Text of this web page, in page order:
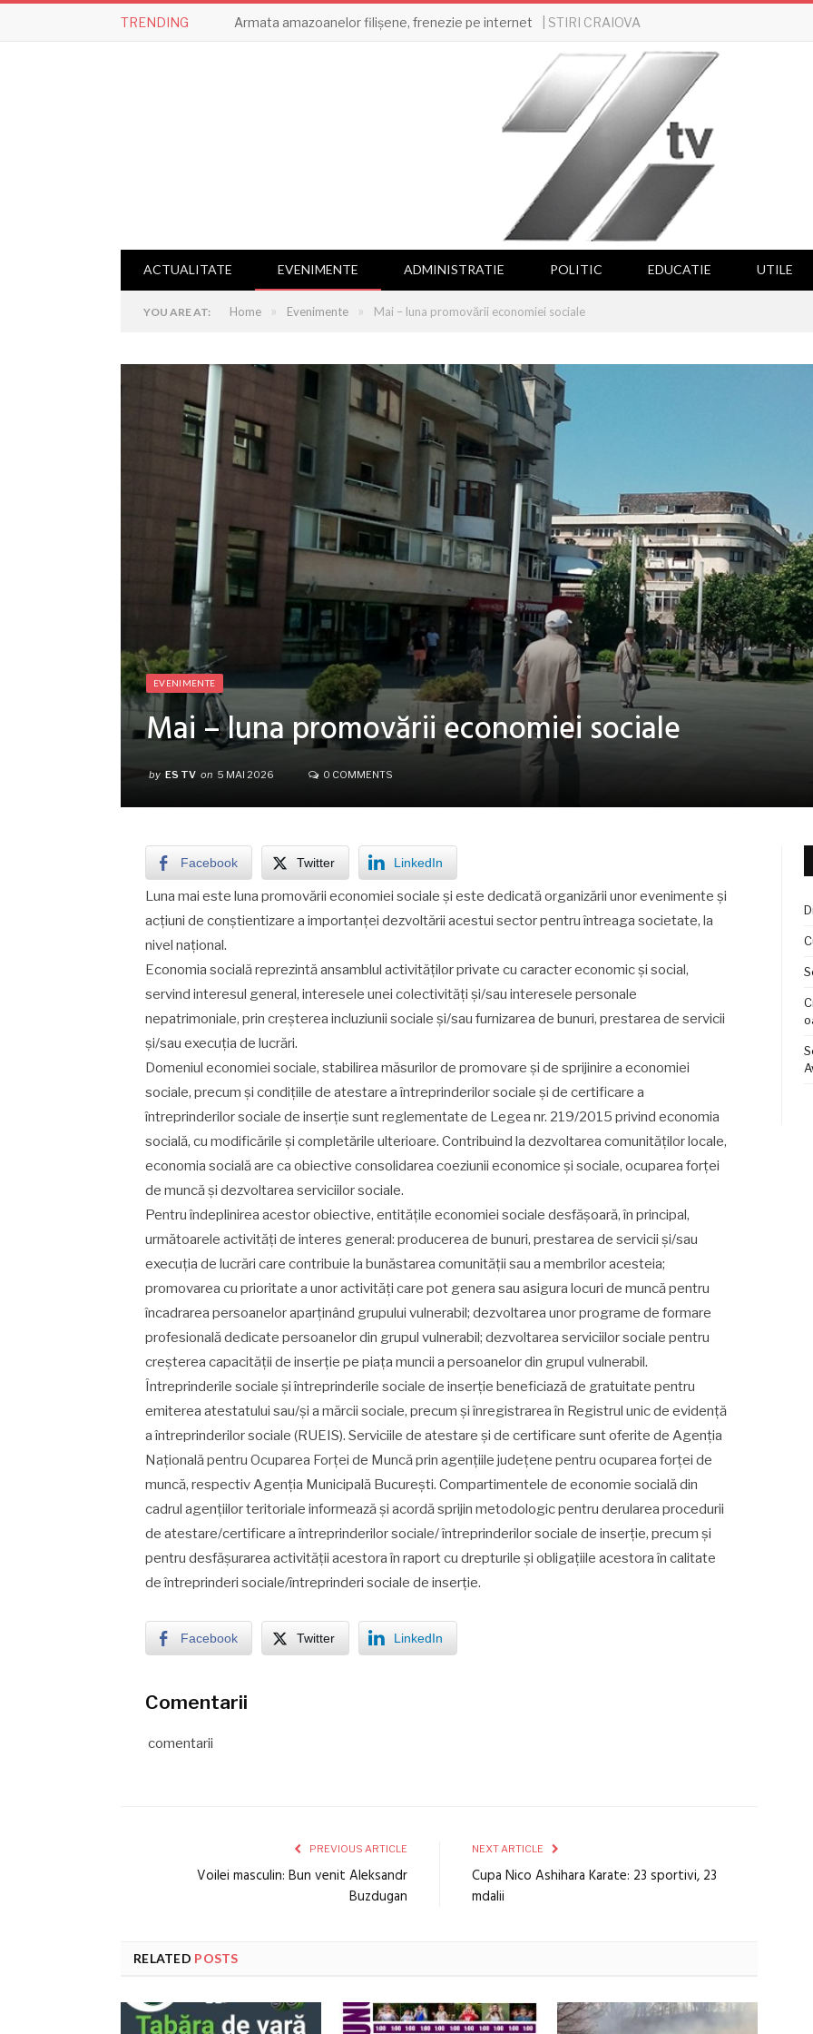
TRENDING Armata amazoanelor filișene, frenezie pe internet | STIRI CRAIOVA
ACTUALITATE EVENIMENTE ADMINISTRATIE POLITIC EDUCATIE UTILE
YOU ARE AT: Home » Evenimente » Mai – luna promovării economiei sociale
EVENIMENTE
Mai – luna promovării economiei sociale
by ES TV on 5 MAI 2026 0 COMMENTS
Facebook Twitter LinkedIn
Luna mai este luna promovării economiei sociale şi este dedicată organizării unor evenimente și
acţiuni de conștientizare a importanței dezvoltării acestui sector pentru întreaga societate, la
nivel național.
Economia socială reprezintă ansamblul activităţilor private cu caracter economic şi social,
servind interesul general, interesele unei colectivităţi şi/sau interesele personale
nepatrimoniale, prin creşterea incluziunii sociale şi/sau furnizarea de bunuri, prestarea de servicii
şi/sau execuţia de lucrări.
Domeniul economiei sociale, stabilirea măsurilor de promovare şi de sprijinire a economiei
sociale, precum și condiţiile de atestare a întreprinderilor sociale şi de certificare a
întreprinderilor sociale de inserţie sunt reglementate de Legea nr. 219/2015 privind economia
socială, cu modificările și completările ulterioare. Contribuind la dezvoltarea comunităţilor locale,
economia socială are ca obiective consolidarea coeziunii economice şi sociale, ocuparea forţei
de muncă și dezvoltarea serviciilor sociale.
Pentru îndeplinirea acestor obiective, entitățile economiei sociale desfășoară, în principal,
următoarele activități de interes general: producerea de bunuri, prestarea de servicii și/sau
execuția de lucrări care contribuie la bunăstarea comunității sau a membrilor acesteia;
promovarea cu prioritate a unor activități care pot genera sau asigura locuri de muncă pentru
încadrarea persoanelor aparținând grupului vulnerabil; dezvoltarea unor programe de formare
profesională dedicate persoanelor din grupul vulnerabil; dezvoltarea serviciilor sociale pentru
creșterea capacității de inserție pe piața muncii a persoanelor din grupul vulnerabil.
Întreprinderile sociale şi întreprinderile sociale de inserţie beneficiază de gratuitate pentru
emiterea atestatului sau/și a mărcii sociale, precum şi înregistrarea în Registrul unic de evidenţă
a întreprinderilor sociale (RUEIS). Serviciile de atestare și de certificare sunt oferite de Agenția
Națională pentru Ocuparea Forței de Muncă prin agențiile județene pentru ocuparea forței de
muncă, respectiv Agenția Municipală București. Compartimentele de economie socială din
cadrul agențiilor teritoriale informează şi acordă sprijin metodologic pentru derularea procedurii
de atestare/certificare a întreprinderilor sociale/ întreprinderilor sociale de inserţie, precum şi
pentru desfăşurarea activităţii acestora în raport cu drepturile şi obligaţiile acestora în calitate
de întreprinderi sociale/întreprinderi sociale de inserţie.
Facebook Twitter LinkedIn
Comentarii
comentarii
PREVIOUS ARTICLE
Voilei masculin: Bun venit Aleksandr
Buzdugan
NEXT ARTICLE
Cupa Nico Ashihara Karate: 23 sportivi, 23
mdalii
RELATED POSTS